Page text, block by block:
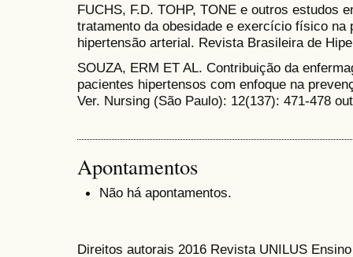
FUCHS, F.D. TOHP, TONE e outros estudos
tratamento da obesidade e exercício físico na
hipertensão arterial. Revista Brasileira de
SOUZA, ERM ET AL. Contribuição da
pacientes hipertensos com enfoque na
Ver. Nursing (São Paulo): 12(137): 471-478
Apontamentos
Não há apontamentos.
Direitos autorais 2016 Revista UNILUS